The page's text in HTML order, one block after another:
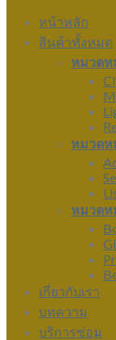
หน้าหลัก
สินค้าทั้งหมด
หมวด
หมวด
หมวด
เกี่ยวกับเรา
บทความ
บริการซ่อม